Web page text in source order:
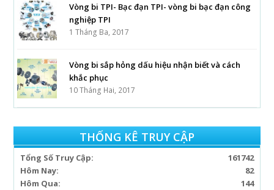
Vòng bi TPI- Bạc đạn TPI- vòng bi bạc đạn công
nghiệp TPI
1 Tháng Ba, 2017
Vòng bi sắp hỏng dấu hiệu nhận biết và cách
khắc phục
10 Tháng Hai, 2017
THỐNG KÊ TRUY CẬP
161742
Tổng Số Truy Cập:
82
Hôm Nay:
144
Hôm Qua: